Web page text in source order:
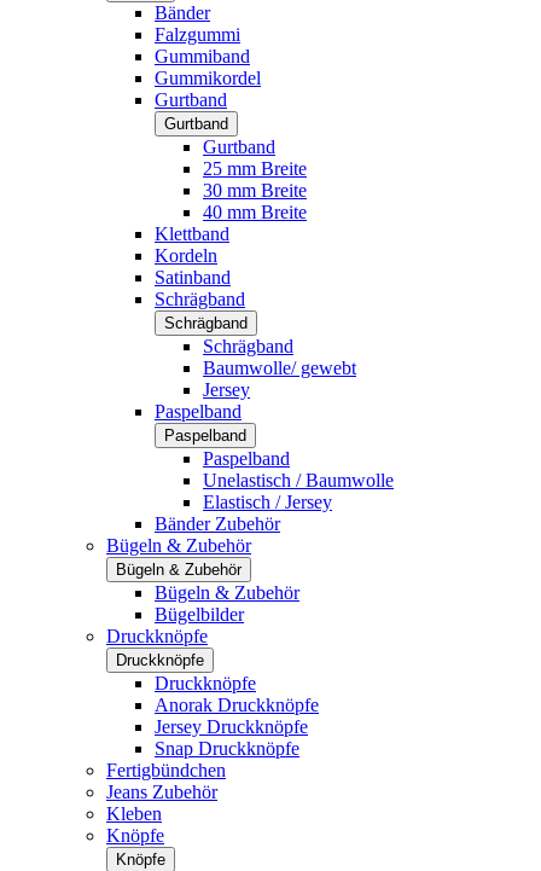
Bänder
Falzgummi
Gummiband
Gummikordel
Gurtband
Gurtband
Gurtband
25 mm Breite
30 mm Breite
40 mm Breite
Klettband
Kordeln
Satinband
Schrägband
Schrägband
Schrägband
Baumwolle/ gewebt
Jersey
Paspelband
Paspelband
Paspelband
Unelastisch / Baumwolle
Elastisch / Jersey
Bänder Zubehör
Bügeln & Zubehör
Bügeln & Zubehör
Bügeln & Zubehör
Bügelbilder
Druckknöpfe
Druckknöpfe
Druckknöpfe
Anorak Druckknöpfe
Jersey Druckknöpfe
Snap Druckknöpfe
Fertigbündchen
Jeans Zubehör
Kleben
Knöpfe
Knöpfe